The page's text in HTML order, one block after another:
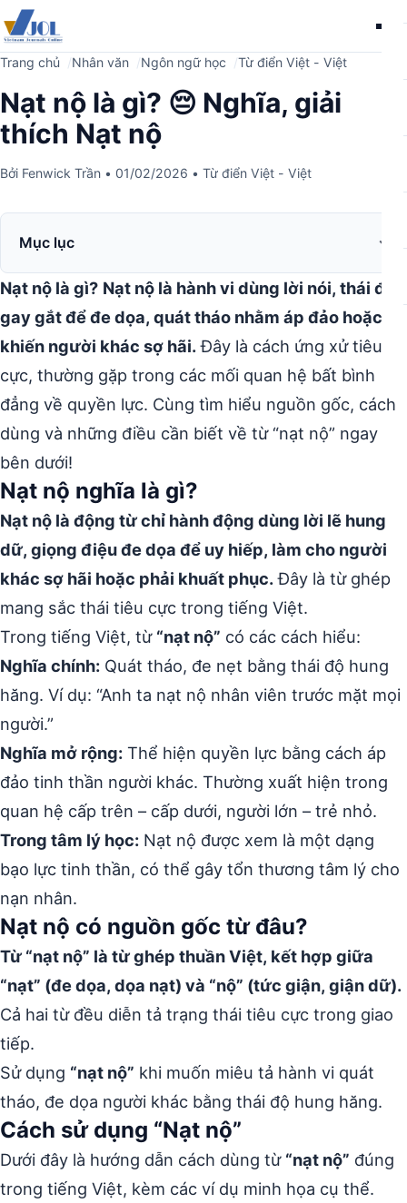
Trang chủ Nhân văn Ngôn ngữ học Từ điển Việt - Việt
Nạt nộ là gì? 😔 Nghĩa, giải
thích Nạt nộ
Bởi Fenwick Trần • 01/02/2026 • Từ điển Việt - Việt
Mục lục
Nạt nộ là gì? Nạt nộ là hành vi dùng lời nói, thái độ
gay gắt để đe dọa, quát tháo nhằm áp đảo hoặc
khiến người khác sợ hãi.Đây là cách ứng xử tiêu
cực, thường gặp trong các mối quan hệ bất bình
đẳng về quyền lực. Cùng tìm hiểu nguồn gốc, cách
dùng và những điều cần biết về từ “nạt nộ” ngay
bên dưới!
Nạt nộ nghĩa là gì?
Nạt nộ là động từ chỉ hành động dùng lời lẽ hung
dữ, giọng điệu đe dọa để uy hiếp, làm cho người
khác sợ hãi hoặc phải khuất phục.Đây là từ ghép
mang sắc thái tiêu cực trong tiếng Việt.
Trong tiếng Việt, từ “nạt nộ” có các cách hiểu:
Nghĩa chính: Quát tháo, đe nẹt bằng thái độ hung
hăng. Ví dụ: “Anh ta nạt nộ nhân viên trước mặt mọi
người.”
Nghĩa mở rộng: Thể hiện quyền lực bằng cách áp
đảo tinh thần người khác. Thường xuất hiện trong
quan hệ cấp trên – cấp dưới, người lớn – trẻ nhỏ.
Trong tâm lý học: Nạt nộ được xem là một dạng
bạo lực tinh thần, có thể gây tổn thương tâm lý cho
nạn nhân.
Nạt nộ có nguồn gốc từ đâu?
Từ “nạt nộ” là từ ghép thuần Việt, kết hợp giữa
“nạt” (đe dọa, dọa nạt) và “nộ” (tức giận, giận dữ).
Cả hai từ đều diễn tả trạng thái tiêu cực trong giao
tiếp.
Sử dụng “nạt nộ” khi muốn miêu tả hành vi quát
tháo, đe dọa người khác bằng thái độ hung hăng.
Cách sử dụng “Nạt nộ”
Dưới đây là hướng dẫn cách dùng từ “nạt nộ” đúng
trong tiếng Việt, kèm các ví dụ minh họa cụ thể.